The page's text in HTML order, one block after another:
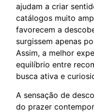
ajudam a criar
catálogos muito
favorecem a
surgissem apenas
Assim, a melhor
equilíbrio entre
busca ativa e
A sensação de
do prazer